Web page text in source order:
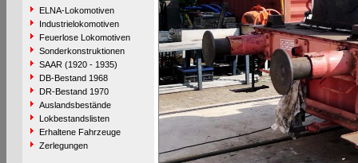
ELNA-Lokomotiven
Industrielokomotiven
Feuerlose Lokomotiven
Sonderkonstruktionen
SAAR (1920 - 1935)
DB-Bestand 1968
DR-Bestand 1970
Auslandsbestände
Lokbestandslisten
Erhaltene Fahrzeuge
Zerlegungen